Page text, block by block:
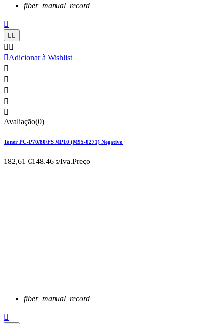
fiber_manual_record

 
 
Adicionar à Wishlist





Avaliação(0)
Toner PC-P70/80/FS MP10 (M95-0271) Negativo
182,61 €148.46 s/Iva.Preço
fiber_manual_record
